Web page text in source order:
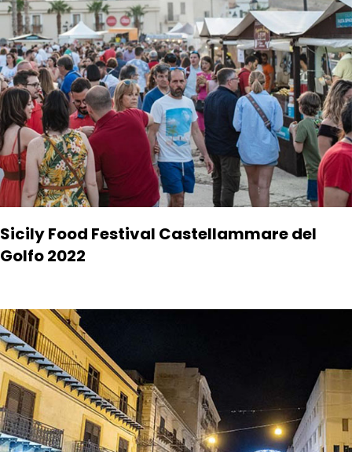
Sicily Food Festival Castellammare del
Golfo 2022